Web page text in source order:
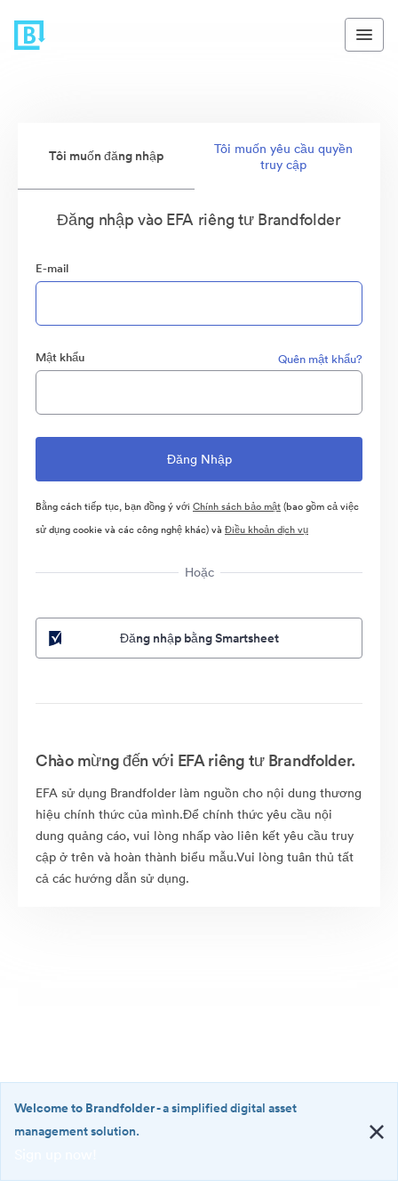
Tôi muốn đăng nhập
Tôi muốn yêu cầu quyền
truy cập
Đăng nhập vào EFA riêng tư Brandfolder
E-mail
Mật khẩu Quên mật khẩu?
Bằng cách tiếp tục, bạn đồng ý với Chính sách bảo mật(bao gồm cả việc
sử dụng cookie và các công nghệ khác) và Điều khoản dịch vụ
Hoặc
Đăng nhập bằng Smartsheet
Chào mừng đến với EFA riêng tư Brandfolder.
EFA sử dụng Brandfolder làm nguồn cho nội dung thương
hiệu chính thức của mình.Để chính thức yêu cầu nội
dung quảng cáo, vui lòng nhấp vào liên kết yêu cầu truy
cập ở trên và hoàn thành biểu mẫu.Vui lòng tuân thủ tất
cả các hướng dẫn sử dụng.
·
Welcome to Brandfolder- a simplified digital asset
management solution.